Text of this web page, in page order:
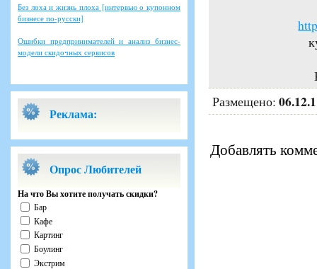
Без лоха и жизнь плоха [интервью о купонном
бизнесе по-русски]
Ошибки предпринимателей и анализ бизнес-
модели скидочных сервисов
Реклама:
Опрос Любителей
На что Вы хотите получать скидки?
Бар
Кафе
Картинг
Боулинг
Экстрим
Размещено:
Добавлять